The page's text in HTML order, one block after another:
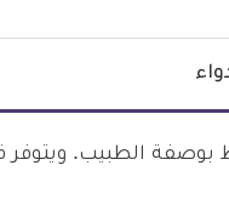
الطبيب. ويتوفر في